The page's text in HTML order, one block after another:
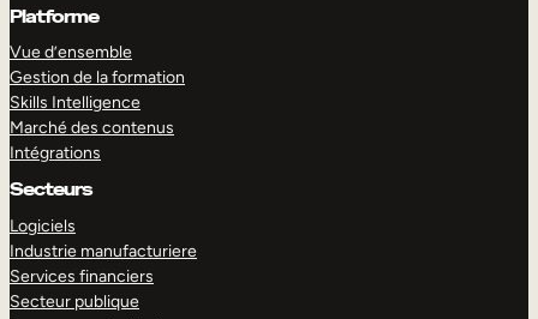
Platforme
Vue d’ensemble
Gestion de la formation
Skills Intelligence
Marché des contenus
Intégrations
Secteurs
Logiciels
Industrie manufacturiere
Services financiers
Secteur publique